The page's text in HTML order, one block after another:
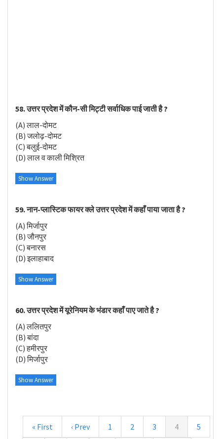
58. उत्तर प्रदेश में कौन-सी मिट्टी सर्वाधिक पाई जाती है ?
(A) लाल-दोमट
(B) जलोढ़-दोमट
(C) बलुई-दोमट
(D) लाल व काली मिश्रित
Show Answer
59. नान-प्लास्टिक फायर क्ले उत्तर प्रदेश में कहाँ पाया जाता है ?
(A) मिर्जापुर
(B) जौनपुर
(C) बनारस
(D) इलाहाबाद
Show Answer
60. उत्तर प्रदेश में यूरेनियम के भंडार कहाँ पाए जाते है ?
(A) ललितपुर
(B) बांदा
(C) हमीरपुर
(D) मिर्जापुर
Show Answer
« First ‹ Prev 1 2 3 4 5